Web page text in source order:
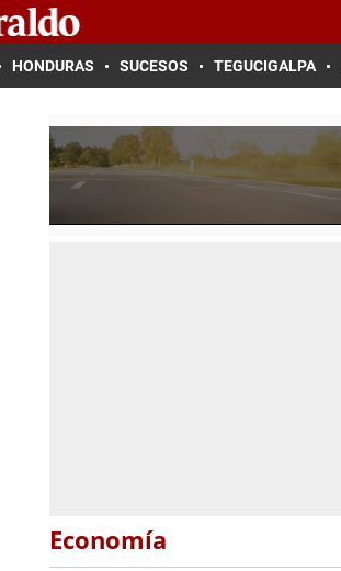
HONDURAS SUCESOS TEGUCIGALPA
Economía